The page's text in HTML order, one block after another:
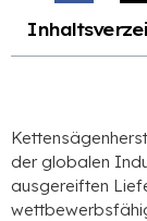
der globalen
ausgereiften